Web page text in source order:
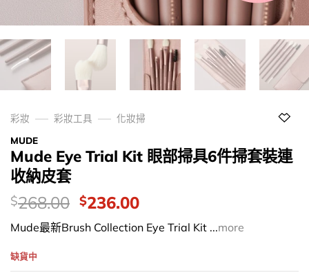
彩妝 彩妝工具
化妝掃
MUDE
Mude Eye Trial Kit 眼部掃具6件掃套裝連
收納皮套
價
錢：
$268.00 Original
price
was:
$236.00Current
price
is:
Mude最新Brush Collection Eye Trial Kit ...more
缺貨中